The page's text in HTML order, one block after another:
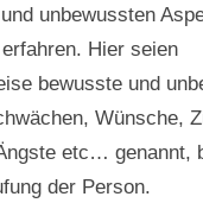
unbewussten
Hier seien
bewusste und
Wünsche,
etc… genannt,
der Person.